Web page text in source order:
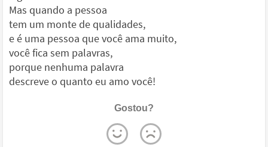
Mas quando a pessoa
tem um monte de qualidades,
e é uma pessoa que você ama muito,
você fica sem palavras,
porque nenhuma palavra
descreve o quanto eu amo você!
Gostou?